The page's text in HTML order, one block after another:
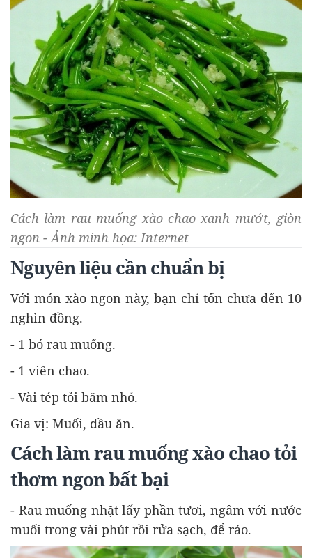
Cách làm rau muống xào chao xanh mướt, giòn
ngon - Ảnh minh họa: Internet
Nguyên liệu cần chuẩn bị
Với món xào ngon này, bạn chỉ tốn chưa đến 10
nghìn đồng.
- 1 bó rau muống.
- 1 viên chao.
- Vài tép tỏi băm nhỏ.
Gia vị: Muối, dầu ăn.
Cách làm rau muống xào chao tỏi
thơm ngon bất bại
- Rau muống nhặt lấy phần tươi, ngâm với nước
muối trong vài phút rồi rửa sạch, để ráo.